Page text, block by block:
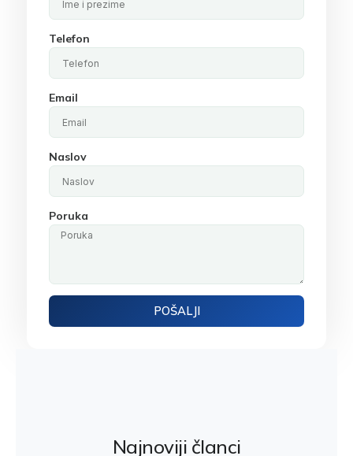
Telefon
Email
Naslov
Poruka
POŠALJI
Najnoviji članci